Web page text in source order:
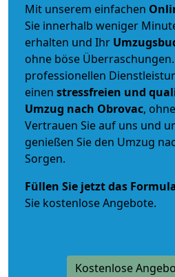
Mit unserem einfachen
Sie innerhalb weniger
erhalten und Ihr
ohne böse
professionellen
einen stressfreien und
Umzug nach Obrovac,
Vertrauen Sie auf uns und
genießen Sie den Umzug
Sorgen.
Füllen Sie jetzt das
Sie kostenlose Angebote.
Kostenlose